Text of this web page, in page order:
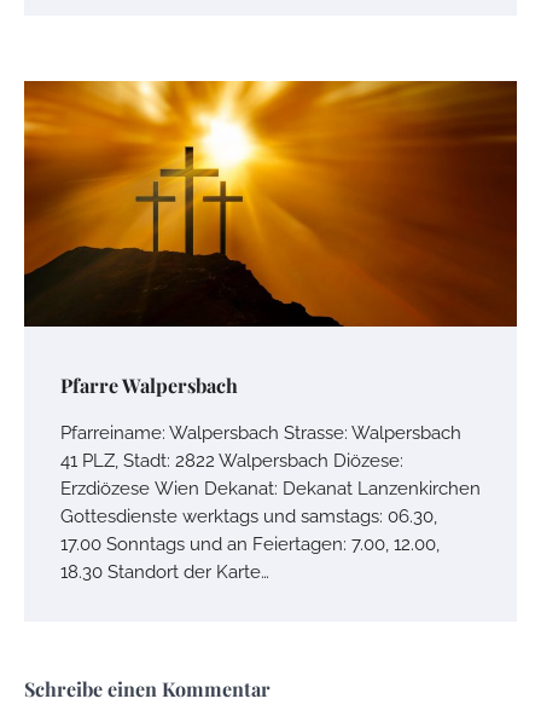
Pfarre Walpersbach
Pfarreiname: Walpersbach Strasse: Walpersbach
41 PLZ, Stadt: 2822 Walpersbach Diözese:
Erzdiözese Wien Dekanat: Dekanat Lanzenkirchen
Gottesdienste werktags und samstags: 06.30,
17.00 Sonntags und an Feiertagen: 7.00, 12.00,
18.30 Standort der Karte…
Schreibe einen Kommentar